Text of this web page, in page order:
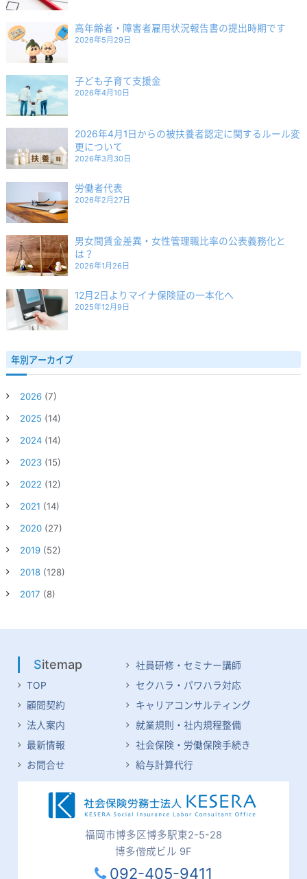
高年齢者・障害者雇用状況報告書の提出時期です
2026年5月29日
子ども子育て支援金
2026年4月10日
2026年4月1日からの被扶養者認定に関するルール変
更について
2026年3月30日
労働者代表
2026年2月27日
男女間賃金差異・女性管理職比率の公表義務化と
は？
2026年1月26日
12月2日よりマイナ保険証の一本化へ
2025年12月9日
年別アーカイブ
2026(7)
2025 (14)
2024(14)
2023(15)
2022 (12)
2021 (14)
2020(27)
2019(52)
2018(128)
2017 (8)
Sitemap
TOP
顧問契約
法人案内
最新情報
お問合せ
社員研修・セミナー講師
セクハラ・パワハラ対応
キャリアコンサルティング
就業規則・社内規程整備
社会保険・労働保険手続き
給与計算代行
福岡市博多区博多駅東2-5-28
博多偕成ビル 9F
092-405-9411